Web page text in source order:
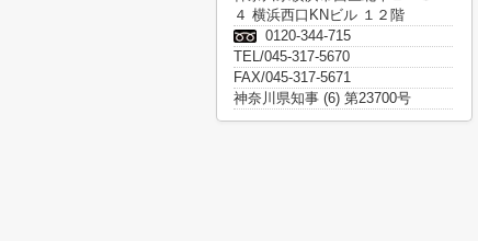
４ 横浜西口KNビル １２階
0120-344-715
TEL/045-317-5670
FAX/045-317-5671
神奈川県知事 (6) 第23700号